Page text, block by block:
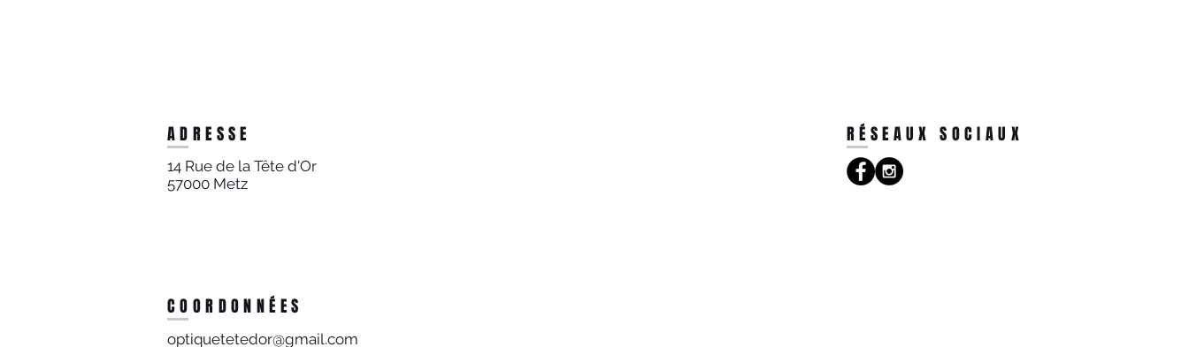
ADRESSE
14 Rue de la Tête d'Or
57000 Metz
RÉSEAUX SOCIAUX
COORDONNÉES
optiquetetedor@gmail.com